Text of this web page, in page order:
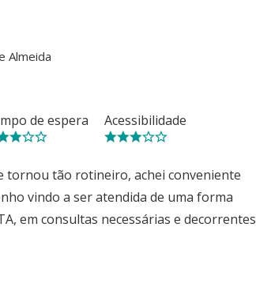
Almeida
de espera Acessibilidade
tornou tão rotineiro, achei conveniente
vindo a ser atendida de uma forma
em consultas necessárias e decorrentes